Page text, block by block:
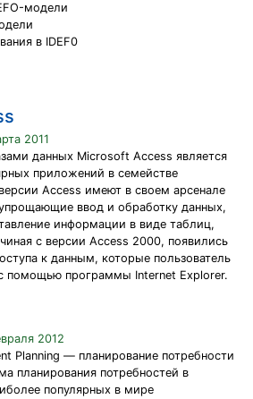
модели
в IDEF0
2011
данных Microsoft Access является
приложений в семействе
Access имеют в своем арсенале
ввод и обработку данных,
информации в виде таблиц,
с версии Access 2000, появились
к данным, которые пользователь
помощью программы Internet Explorer.
2012
Planning — планирование потребности
планирования потребностей в
популярных в мире